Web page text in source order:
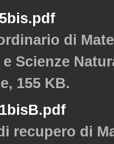
di
Scienze
155 KB.
recupero di